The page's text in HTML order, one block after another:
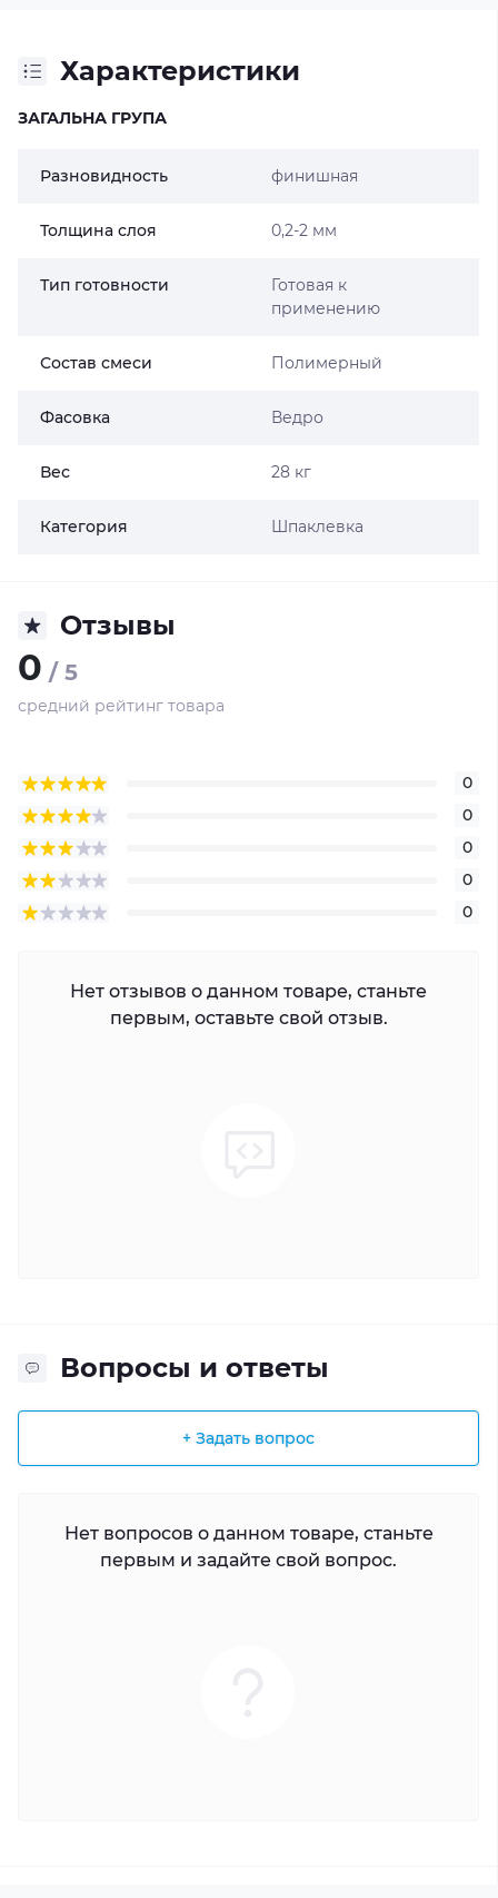
Характеристики
ЗАГАЛЬНА ГРУПА
Разновидность финишная
Толщина слоя 0,2-2 мм
Тип готовности
Готовая к
применению
Состав смеси Полимерный
Фасовка Ведро
Вес 28 кг
Категория Шпаклевка
Отзывы
0 / 5
средний рейтинг товара
0
0
0
0
0
Нет отзывов о данном товаре, станьте
первым, оставьте свой отзыв.
Вопросы и ответы
+ Задать вопрос
Нет вопросов о данном товаре, станьте
первым и задайте свой вопрос.